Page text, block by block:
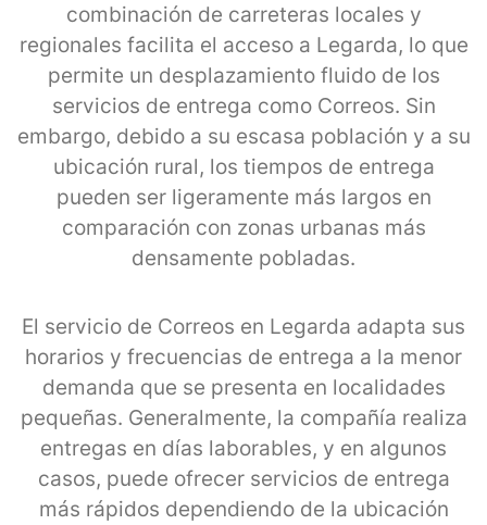
combinación de carreteras locales y
regionales facilita el acceso a Legarda, lo que
permite un desplazamiento fluido de los
servicios de entrega como Correos. Sin
embargo, debido a su escasa población y a su
ubicación rural, los tiempos de entrega
pueden ser ligeramente más largos en
comparación con zonas urbanas más
densamente pobladas.
El servicio de Correos en Legarda adapta sus
horarios y frecuencias de entrega a la menor
demanda que se presenta en localidades
pequeñas. Generalmente, la compañía realiza
entregas en días laborables, y en algunos
casos, puede ofrecer servicios de entrega
más rápidos dependiendo de la ubicación